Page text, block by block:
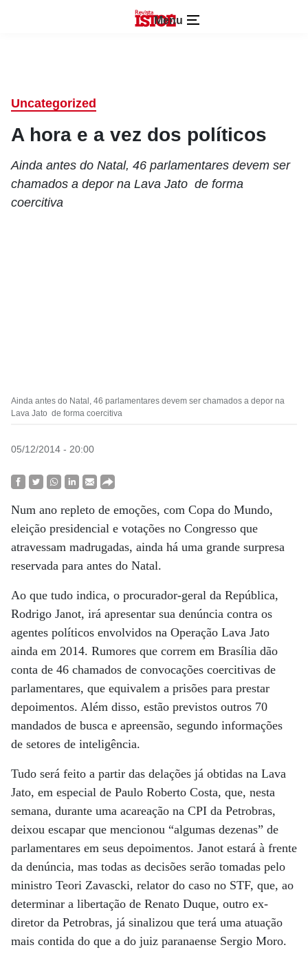
Menu
Uncategorized
A hora e a vez dos políticos
Ainda antes do Natal, 46 parlamentares devem ser
chamados a depor na Lava Jato de forma
coercitiva
Ainda antes do Natal, 46 parlamentares devem ser chamados a depor na
Lava Jato de forma coercitiva
05/12/2014 - 20:00
Num ano repleto de emoções, com Copa do Mundo,
eleição presidencial e votações no Congresso que
atravessam madrugadas, ainda há uma grande surpresa
reservada para antes do Natal.
Ao que tudo indica, o procurador-geral da República,
Rodrigo Janot, irá apresentar sua denúncia contra os
agentes políticos envolvidos na Operação Lava Jato
ainda em 2014. Rumores que correm em Brasília dão
conta de 46 chamados de convocações coercitivas de
parlamentares, que equivalem a prisões para prestar
depoimentos. Além disso, estão previstos outros 70
mandados de busca e apreensão, segundo informações
de setores de inteligência.
Tudo será feito a partir das delações já obtidas na Lava
Jato, em especial de Paulo Roberto Costa, que, nesta
semana, durante uma acareação na CPI da Petrobras,
deixou escapar que mencionou “algumas dezenas” de
parlamentares em seus depoimentos. Janot estará à frente
da denúncia, mas todas as decisões serão tomadas pelo
ministro Teori Zavascki, relator do caso no STF, que, ao
determinar a libertação de Renato Duque, outro ex-
diretor da Petrobras, já sinalizou que terá uma atuação
mais contida do que a do juiz paranaense Sergio Moro.